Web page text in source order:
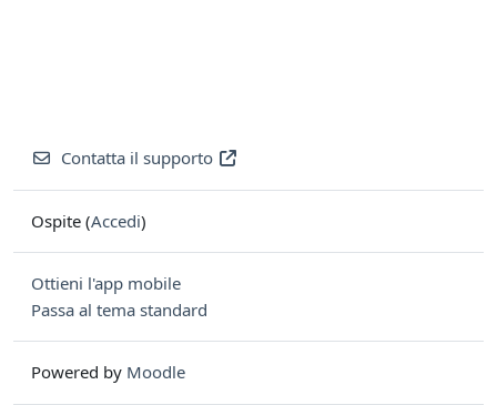
Contatta il supporto
Ospite (Accedi)
Ottieni l'app mobile
Passa al tema standard
Powered by Moodle